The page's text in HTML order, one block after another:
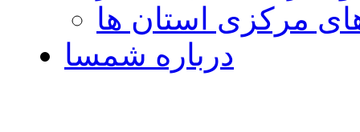
مرکزی استان ها
درباره شمسا